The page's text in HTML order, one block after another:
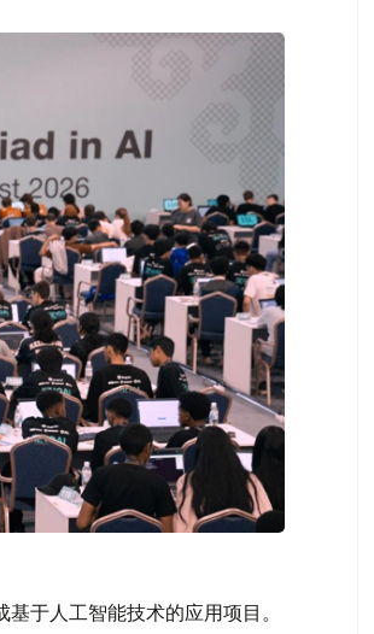
于人工智能技术的应用项目。